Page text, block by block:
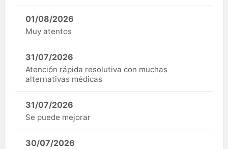
01/08/2026
Muy atentos
31/07/2026
Atención rápida resolutiva con muchas
alternativas médicas
31/07/2026
Se puede mejorar
30/07/2026